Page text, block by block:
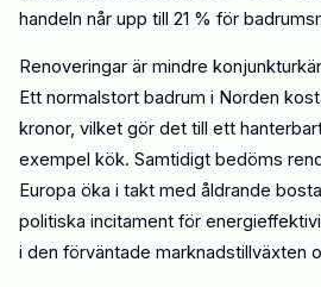
handeln når upp till 21 % för
Renoveringar är mindre
Ett normalstort badrum i Norden
kronor, vilket gör det till ett
exempel kök. Samtidigt bedöms
Europa öka i takt med åldrande
politiska incitament för
i den förväntade marknadstillväxten